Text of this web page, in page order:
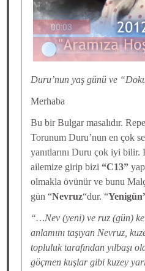
Duru’nun yaş günü ve
Merhaba
Bu bir Bulgar masalıdır.
Torunum Duru’nun en çok
yanıtlarını Duru çok iyi
ailemize girip bizi “C13”
olmakla övünür ve bunu
gün “Nevruz“dur. “
“…Nev (yeni) ve ruz (gün)
anlamını taşıyan Nevruz,
topluluk tarafından yılbaşı
göçmen kuşlar gibi kuzey